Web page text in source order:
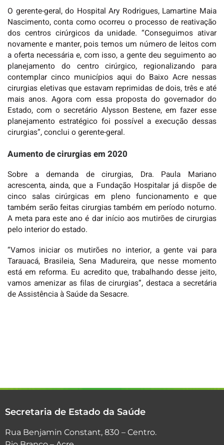
O gerente-geral, do Hospital Ary Rodrigues, Lamartine Maia
Nascimento, conta como ocorreu o processo de reativação
dos centros cirúrgicos da unidade. “Conseguimos ativar
novamente e manter, pois temos um número de leitos com
a oferta necessária e, com isso, a gente deu seguimento ao
planejamento do centro cirúrgico, regionalizando para
contemplar cinco municípios aqui do Baixo Acre nessas
cirurgias eletivas que estavam reprimidas de dois, três e até
mais anos. Agora com essa proposta do governador do
Estado, com o secretário Alysson Bestene, em fazer esse
planejamento estratégico foi possível a execução dessas
cirurgias”, conclui o gerente-geral.
Aumento de cirurgias em 2020
Sobre a demanda de cirurgias, Dra. Paula Mariano
acrescenta, ainda, que a Fundação Hospitalar já dispõe de
cinco salas cirúrgicas em pleno funcionamento e que
também serão feitas cirurgias também em período noturno.
A meta para este ano é dar início aos mutirões de cirurgias
pelo interior do estado.
“Vamos iniciar os mutirões no interior, a gente vai para
Tarauacá, Brasileia, Sena Madureira, que nesse momento
está em reforma. Eu acredito que, trabalhando desse jeito,
vamos amenizar as filas de cirurgias”, destaca a secretária
de Assistência à Saúde da Sesacre.
Secretaria de Estado da Saúde
Rua Benjamin Constant, 830 – Centro.